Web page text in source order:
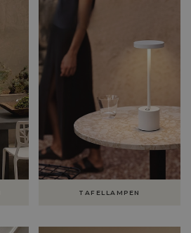
TAFELLAMPEN